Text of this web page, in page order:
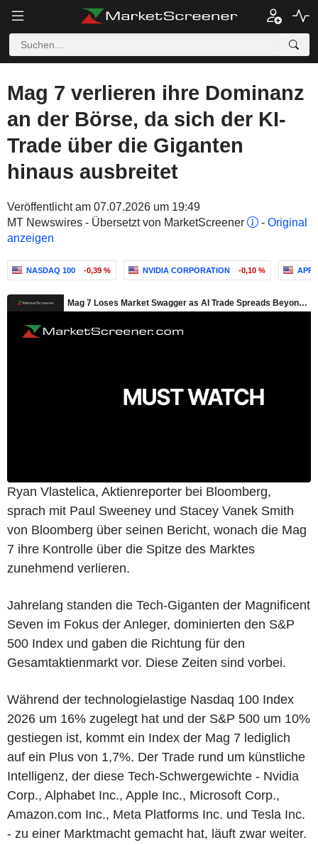
Mag 7 verlieren ihre Dominanz
an der Börse, da sich der KI-
Trade über die Giganten
hinaus ausbreitet
Veröffentlicht am 07.07.2026 um 19:49
MT Newswires - Übersetzt von MarketScreener
- Original
anzeigen
NASDAQ 100 -0,39 % NVIDIA CORPORATION -0,10 %
Ryan Vlastelica, Aktienreporter bei Bloomberg,
sprach mit Paul Sweeney und Stacey Vanek Smith
von Bloomberg über seinen Bericht, wonach die Mag
7 ihre Kontrolle über die Spitze des Marktes
zunehmend verlieren.
Jahrelang standen die Tech-Giganten der Magnificent
Seven im Fokus der Anleger, dominierten den S&P
500 Index und gaben die Richtung für den
Gesamtaktienmarkt vor. Diese Zeiten sind vorbei.
Während der technologielastige Nasdaq 100 Index
2026 um 16% zugelegt hat und der S&P 500 um 10%
gestiegen ist, kommt ein Index der Mag 7 lediglich
auf ein Plus von 1,7%. Der Trade rund um künstliche
Intelligenz, der diese Tech-Schwergewichte - Nvidia
Corp., Alphabet Inc., Apple Inc., Microsoft Corp.,
Amazon.com Inc., Meta Platforms Inc. und Tesla Inc.
- zu einer Marktmacht gemacht hat, läuft zwar weiter.